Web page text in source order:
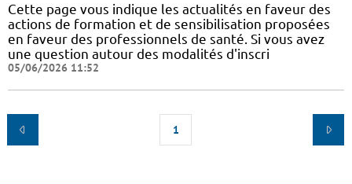
Cette page vous indique les actualités en faveur des
actions de formation et de sensibilisation proposées
en faveur des professionnels de santé. Si vous avez
une question autour des modalités d'inscri
05/06/2026 11:52
1